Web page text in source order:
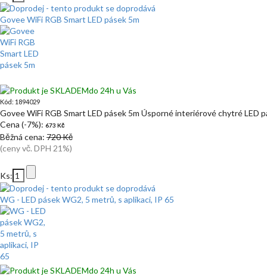
Govee WiFi RGB Smart LED pásek 5m
do 24h u Vás
Kód: 1894029
Govee WiFi RGB Smart LED pásek 5m Úsporné interiérové chytré LED
Cena (-7%): 673 Kč
Běžná cena: 720 Kč
(ceny vč. DPH 21%)
Ks:
WG - LED pásek WG2, 5 metrů, s aplikaci, IP 65
do 24h u Vás